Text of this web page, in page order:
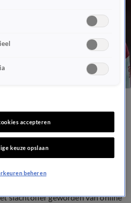
van
slachtoffer geworden van online
accepteren
keuze opslaan
beheren